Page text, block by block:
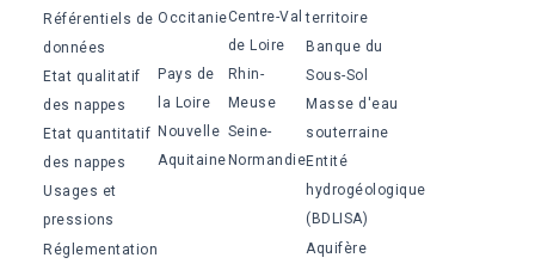
Référentiels de
données
Etat qualitatif
des nappes
Etat quantitatif
des nappes
Usages et
pressions
Réglementation
OccitanieCentre-Val
de Loire
Pays de
la Loire
Rhin-
Meuse
Nouvelle
Aquitaine
Seine-
Normandie
territoire
Banque du
Sous-Sol
Masse d'eau
souterraine
Entité
hydrogéologique
(BDLISA)
Aquifère